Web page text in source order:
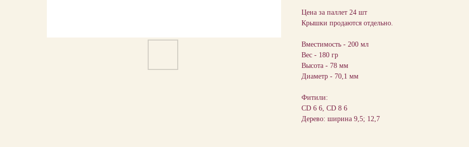
Цена за паллет 24 шт
Крышки продаются отдельно.
Вместимость - 200 мл
Вес - 180 гр
Высота - 78 мм
Диаметр - 70,1 мм
Фитили:
CD 6 6, CD 8 6
Дерево: ширина 9,5; 12,7